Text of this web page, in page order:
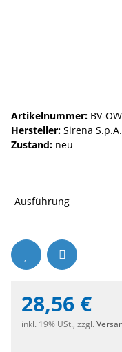
Artikelnummer: BV-
Hersteller: Sirena S.p.A.
Zustand: neu
Ausführung
28,56 €
inkl. 19% USt., zzgl.